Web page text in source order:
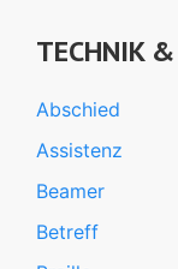
TECHNIK
Abschied
Assistenz
Beamer
Betreff